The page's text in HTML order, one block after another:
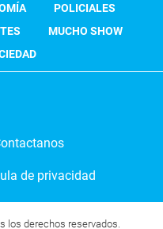
POLICIALES
MUCHO SHOW
de privacidad
los derechos reservados.